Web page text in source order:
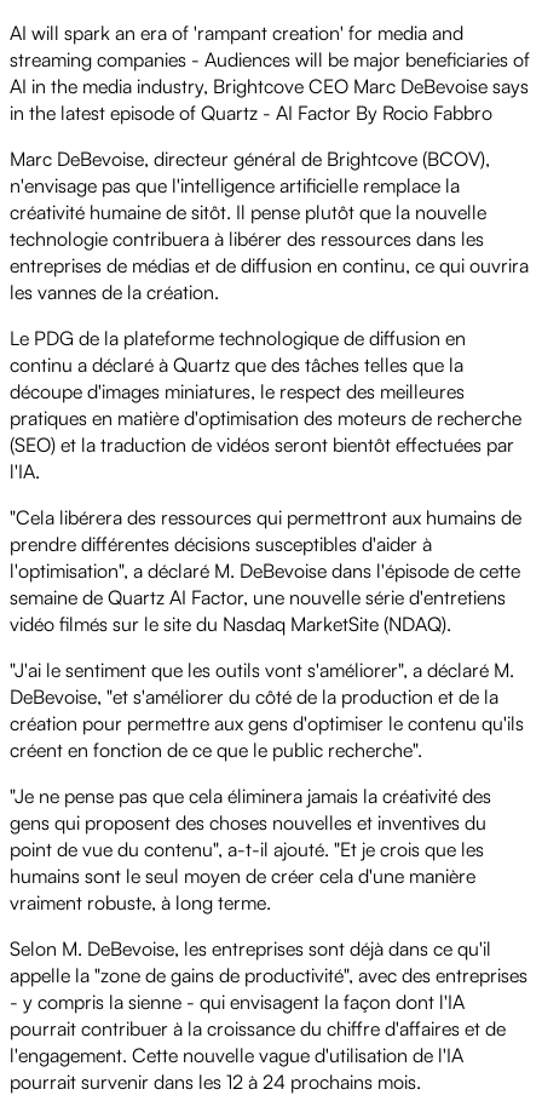
AI will spark an era of 'rampant creation' for media and
streaming companies - Audiences will be major beneficiaries of
AI in the media industry, Brightcove CEO Marc DeBevoise says
in the latest episode of Quartz - AI Factor By Rocio Fabbro
Marc DeBevoise, directeur général de Brightcove (BCOV),
n'envisage pas que l'intelligence artificielle remplace la
créativité humaine de sitôt. Il pense plutôt que la nouvelle
technologie contribuera à libérer des ressources dans les
entreprises de médias et de diffusion en continu, ce qui ouvrira
les vannes de la création.
Le PDG de la plateforme technologique de diffusion en
continu a déclaré à Quartz que des tâches telles que la
découpe d'images miniatures, le respect des meilleures
pratiques en matière d'optimisation des moteurs de recherche
(SEO) et la traduction de vidéos seront bientôt effectuées par
l'IA.
"Cela libérera des ressources qui permettront aux humains de
prendre différentes décisions susceptibles d'aider à
l'optimisation", a déclaré M. DeBevoise dans l'épisode de cette
semaine de Quartz AI Factor, une nouvelle série d'entretiens
vidéo filmés sur le site du Nasdaq MarketSite (NDAQ).
"J'ai le sentiment que les outils vont s'améliorer", a déclaré M.
DeBevoise, "et s'améliorer du côté de la production et de la
création pour permettre aux gens d'optimiser le contenu qu'ils
créent en fonction de ce que le public recherche".
"Je ne pense pas que cela éliminera jamais la créativité des
gens qui proposent des choses nouvelles et inventives du
point de vue du contenu", a-t-il ajouté. "Et je crois que les
humains sont le seul moyen de créer cela d'une manière
vraiment robuste, à long terme.
Selon M. DeBevoise, les entreprises sont déjà dans ce qu'il
appelle la "zone de gains de productivité", avec des entreprises
- y compris la sienne - qui envisagent la façon dont l'IA
pourrait contribuer à la croissance du chiffre d'affaires et de
l'engagement. Cette nouvelle vague d'utilisation de l'IA
pourrait survenir dans les 12 à 24 prochains mois.